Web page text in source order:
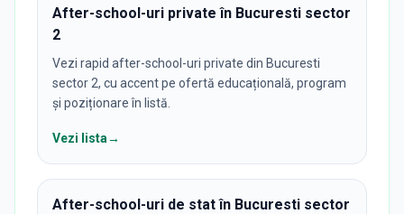
After-school-uri private în Bucuresti sector
2
Vezi rapid after-school-uri private din Bucuresti
sector 2, cu accent pe ofertă educațională, program
și poziționare în listă.
Vezi lista→
After-school-uri de stat în Bucuresti sector